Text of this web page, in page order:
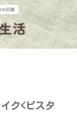
ク<ピスタ